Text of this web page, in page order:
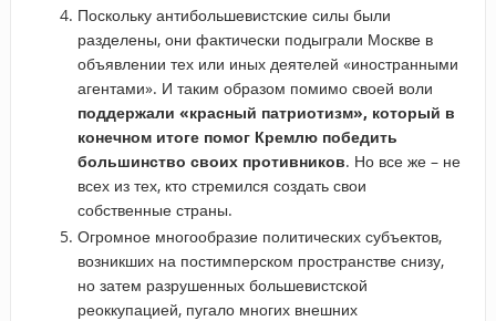
Поскольку антибольшевистские силы были
разделены, они фактически подыграли Москве в
объявлении тех или иных деятелей «иностранными
агентами». И таким образом помимо своей воли
поддержали «красный патриотизм», который в
конечном итоге помог Кремлю победить
большинство своих противников. Но все же – не
всех из тех, кто стремился создать свои
собственные страны.
Огромное многообразие политических субъектов,
возникших на постимперском пространстве снизу,
но затем разрушенных большевистской
реоккупацией, пугало многих внешних